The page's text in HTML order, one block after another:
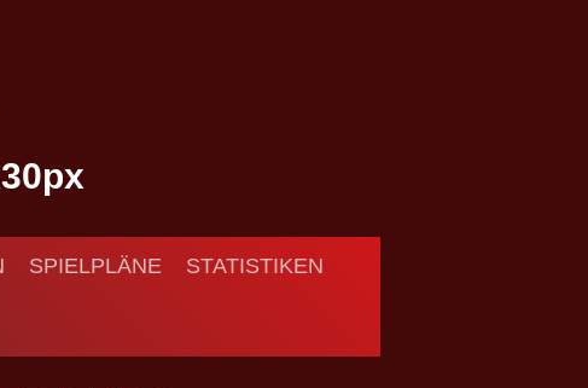
SPIELPLÄNE STATISTIKEN